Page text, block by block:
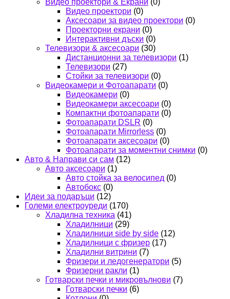
Видео проектори & Екрани (0)
Видео проектори (0)
Аксесоари за видео проектори (0)
Проекторни екрани (0)
Интерактивни дъски (0)
Телевизори & аксесоари (30)
Дистанционни за телевизори (1)
Телевизори (27)
Стойки за телевизори (0)
Видеокамери и Фотоапарати (0)
Видеокамери (0)
Видеокамери аксесоари (0)
Компактни фотоапарати (0)
Фотоапарати DSLR (0)
Фотоапарати Mirrorless (0)
Фотоапарати аксесоари (0)
Фотоапарати за моментни снимки (0)
Авто & Направи си сам (12)
Авто аксесоари (1)
Авто стойка за велосипед (0)
Автобокс (0)
Идеи за подаръци (12)
Големи електроуреди (170)
Хладилна техника (41)
Хладилници (29)
Хладилници side by side (12)
Хладилници с фризер (17)
Хладилни витрини (7)
Фризери и ледогенератори (5)
Фризерни ракли (1)
Готварски печки и микровълнови (7)
Готварски печки (6)